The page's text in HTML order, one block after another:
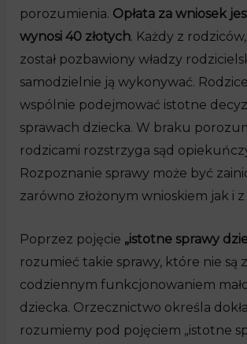
porozumienia. Opłata za wniosek
wynosi 40 złotych. Każdy z
został pozbawiony władzy
samodzielnie ją wykonywać.
wspólnie podejmować istotne
sprawach dziecka. W braku
rodzicami rozstrzyga sąd
Rozpoznanie sprawy może być
zarówno złożonym wnioskiem jak i
Poprzez pojęcie „istotne sprawy
rozumieć takie sprawy, które nie są
codziennym funkcjonowaniem
dziecka. Orzecznictwo określa
rozumiemy pod pojęciem „istotne